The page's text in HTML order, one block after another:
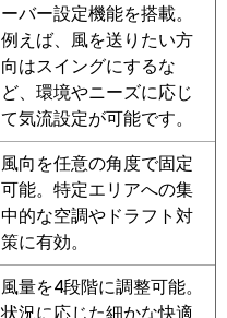
ーバー設定機能を搭載。
例えば、風を送りたい方
向はスイングにするな
ど、環境やニーズに応じ
て気流設定が可能です。
風向を任意の角度で固定
可能。特定エリアへの集
中的な空調やドラフト対
策に有効。
風量を4段階に調整可能。
状況に応じた細かな快適